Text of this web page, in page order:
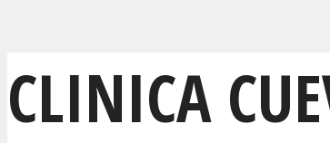
CLINICA